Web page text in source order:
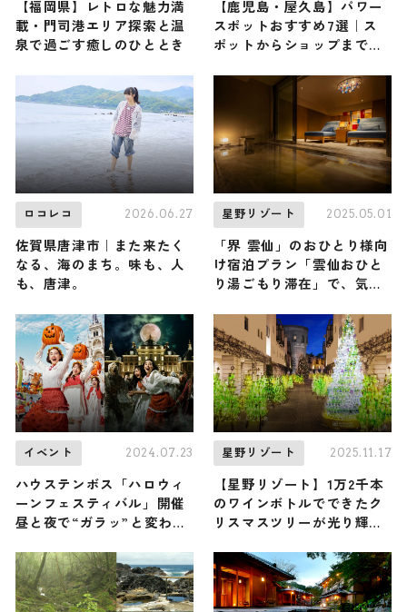
【福岡県】レトロな魅力満
載・門司港エリア探索と温
泉で過ごす癒しのひととき
【鹿児島・屋久島】パワー
スポットおすすめ7選｜ス
ポットからショップまでご
ロコレコ 2026.06.27
佐賀県唐津市｜また来たく
なる、海のまち。味も、人
も、唐津。
星野リゾート 2025.05.01
「界 雲仙」のおひとり様向
け宿泊プラン「雲仙おひと
り湯ごもり滞在」で、気ま
温泉旅
イベント 2024.07.23
ハウステンボス「ハロウィ
ーンフェスティバル」開催
昼と夜で“ガラッ”と変わる
星野リゾート 2025.11.17
【星野リゾート】1万2千本
のワインボトルでできたク
リスマスツリーが光り輝く
マス2025」リゾナーレ八ヶ
岳で12月1日よりスタート